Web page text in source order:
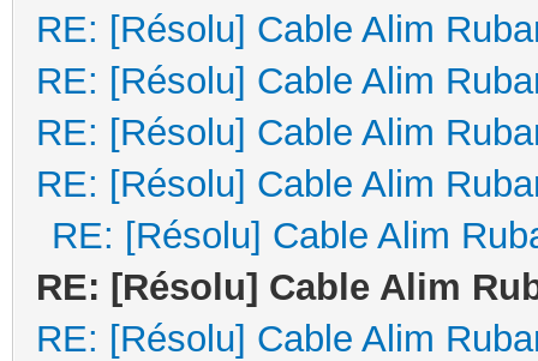
RE: [Résolu] Cable Alim
RE: [Résolu] Cable Alim
RE: [Résolu] Cable Alim
RE: [Résolu] Cable Alim
RE: [Résolu] Cable Alim
RE: [Résolu] Cable Alim
RE: [Résolu] Cable Alim